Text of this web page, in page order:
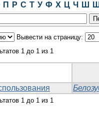
П Р С Т У Ф Х Ц Ч Ш
Вывести на страницу:
1 до 1 из 1
1 до 1 из 1